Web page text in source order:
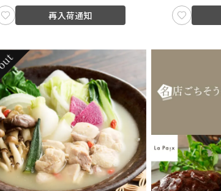
再入荷通知